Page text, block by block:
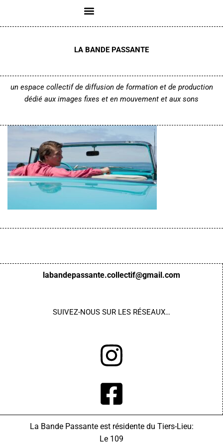
Aller
LA BANDE PASSANTE
un espace collectif de diffusion de formation et de production
dédié aux images fixes et en mouvement et aux sons
labandepassante.collectif@gmail.com
SUIVEZ-NOUSSUR LES RÉSEAUX…
La Bande Passante est résidente du Tiers-Lieu:
Le 109